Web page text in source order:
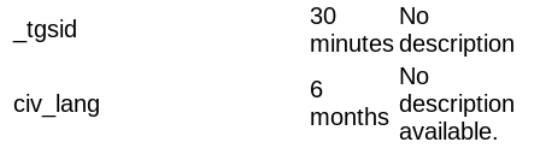
_tgsid
30
minutes
No
description
civ_lang
6
months
No
description
available.